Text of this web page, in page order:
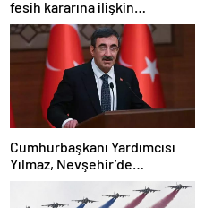
fesih kararına ilişkin
açıklama: Pazarlık söz konusu
değildir
Cumhurbaşkanı Yardımcısı
Yılmaz, Nevşehir’de
temaslarda bulundu! ‘Hiç
kimsenin tereddütü olmasın’